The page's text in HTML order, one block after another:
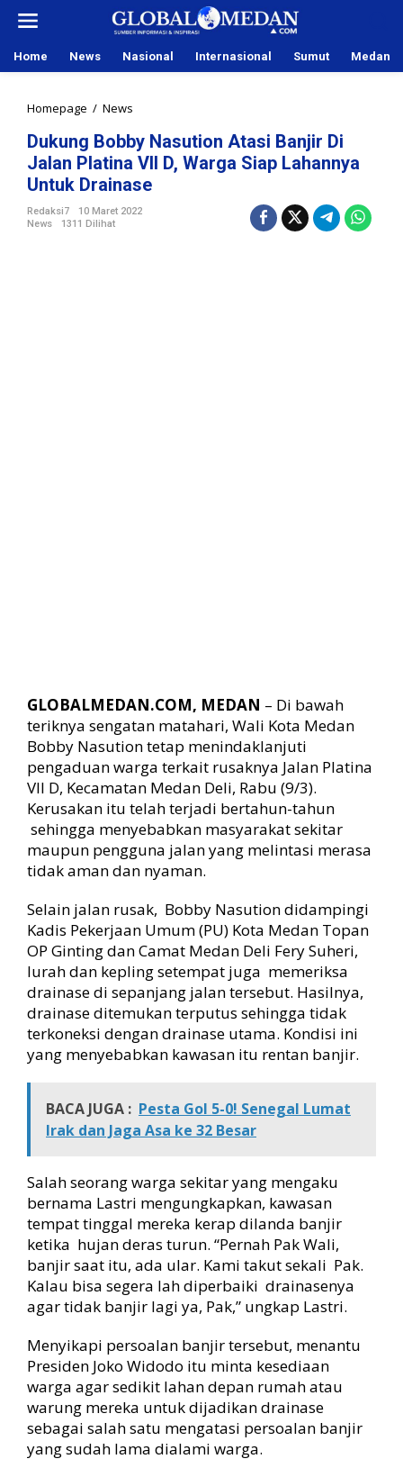
Home News Nasional Internasional Sumut Medan
Homepage / News
k
u
n
B
a
l
n
P
l
a
t
i
n
I
I
D
,
W
a
g
a
a
p
h
a
n
n
y
U
n
u
k
D
r
a
n
Dukung Bobby Nasution Atasi Banjir Di
Jalan Platina VII D, Warga Siap Lahannya
Untuk Drainase
Redaksi7
10 Maret 2022
News
1311 Dilihat
GLOBALMEDAN.COM, MEDAN – Di bawah
teriknya sengatan matahari, Wali Kota Medan
Bobby Nasution tetap menindaklanjuti
pengaduan warga terkait rusaknya Jalan Platina
VII D, Kecamatan Medan Deli, Rabu (9/3).
Kerusakan itu telah terjadi bertahun-tahun
sehingga menyebabkan masyarakat sekitar
maupun pengguna jalan yang melintasi merasa
tidak aman dan nyaman.
Selain jalan rusak, Bobby Nasution didampingi
Kadis Pekerjaan Umum (PU) Kota Medan Topan
OP Ginting dan Camat Medan Deli Fery Suheri,
lurah dan kepling setempat juga memeriksa
drainase di sepanjang jalan tersebut. Hasilnya,
drainase ditemukan terputus sehingga tidak
terkoneksi dengan drainase utama. Kondisi ini
yang menyebabkan kawasan itu rentan banjir.
BACA JUGA : Pesta Gol 5-0! Senegal Lumat
Irak dan Jaga Asa ke 32 Besar
Salah seorang warga sekitar yang mengaku
bernama Lastri mengungkapkan, kawasan
tempat tinggal mereka kerap dilanda banjir
ketika hujan deras turun. “Pernah Pak Wali,
banjir saat itu, ada ular. Kami takut sekali Pak.
Kalau bisa segera lah diperbaiki drainasenya
agar tidak banjir lagi ya, Pak,” ungkap Lastri.
Menyikapi persoalan banjir tersebut, menantu
Presiden Joko Widodo itu minta kesediaan
warga agar sedikit lahan depan rumah atau
warung mereka untuk dijadikan drainase
sebagai salah satu mengatasi persoalan banjir
yang sudah lama dialami warga.